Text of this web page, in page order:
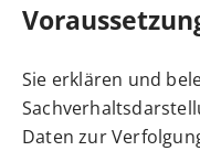
Sie erklären und
Daten zur